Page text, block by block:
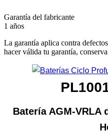
Garantía del fabricante
1 años
La garantía aplica contra
hacer válida tu garantía,
Batería AGM-VRLA